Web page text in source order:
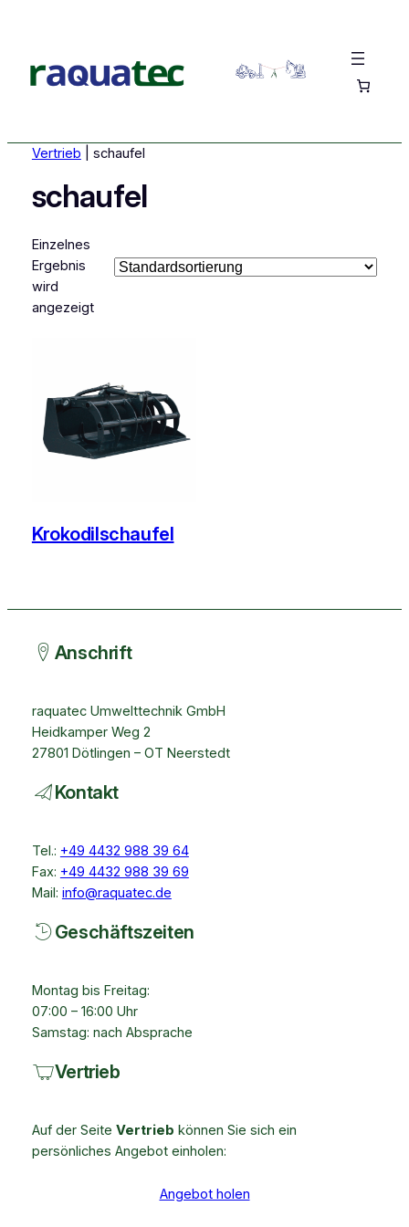
Vertrieb schaufel
schaufel
Einzelnes
Ergebnis
wird
angezeigt
Krokodilschaufel
Anschrift
raquatec Umwelttechnik GmbH
Heidkamper Weg 2
27801 Dötlingen – OT Neerstedt
Kontakt
Tel.: +49 4432 988 39 64
Fax: +49 4432 988 39 69
Mail: info@raquatec.de
Geschäftszeiten
Montag bis Freitag:
07:00 – 16:00 Uhr
Samstag: nach Absprache
Vertrieb
Auf der Seite Vertrieb können Sie sich ein
persönliches Angebot einholen:
Angebot holen